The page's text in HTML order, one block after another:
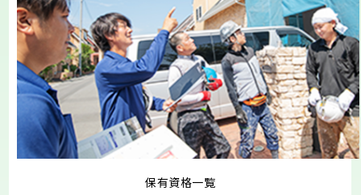
保有資格一覧